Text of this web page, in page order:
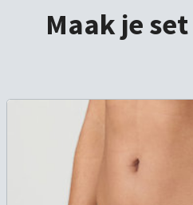
Maak je